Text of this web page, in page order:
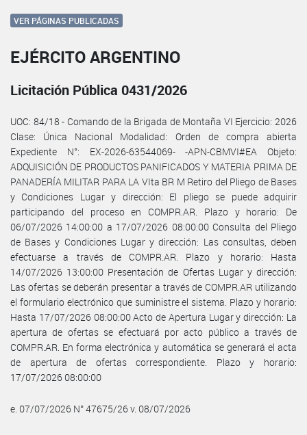
VER PÁGINAS PUBLICADAS
EJÉRCITO ARGENTINO
Licitación Pública 0431/2026
UOC: 84/18 - Comando de la Brigada de Montaña VI Ejercicio: 2026
Clase: Única Nacional Modalidad: Orden de compra abierta
Expediente N°: EX-2026-63544069- -APN-CBMVI#EA Objeto:
ADQUISICIÓN DE PRODUCTOS PANIFICADOS Y MATERIA PRIMA DE
PANADERÍA MILITAR PARA LA VIta BR M Retiro del Pliego de Bases
y Condiciones Lugar y dirección: El pliego se puede adquirir
participando del proceso en COMPR.AR. Plazo y horario: De
06/07/2026 14:00:00 a 17/07/2026 08:00:00 Consulta del Pliego
de Bases y Condiciones Lugar y dirección: Las consultas, deben
efectuarse a través de COMPR.AR. Plazo y horario: Hasta
14/07/2026 13:00:00 Presentación de Ofertas Lugar y dirección:
Las ofertas se deberán presentar a través de COMPR.AR utilizando
el formulario electrónico que suministre el sistema. Plazo y horario:
Hasta 17/07/2026 08:00:00 Acto de Apertura Lugar y dirección: La
apertura de ofertas se efectuará por acto público a través de
COMPR.AR. En forma electrónica y automática se generará el acta
de apertura de ofertas correspondiente. Plazo y horario:
17/07/2026 08:00:00
e. 07/07/2026 N° 47675/26 v. 08/07/2026